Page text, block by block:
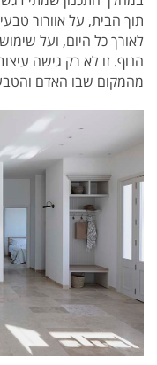
תוך הבית, על אוורור
לאורך כל היום, ועל
הנוף. זו לא רק גישה
מהמקום שבו האדם